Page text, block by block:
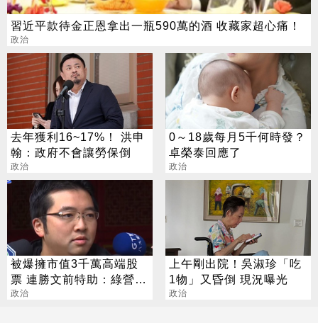
習近平款待金正恩拿出一瓶590萬的酒 收藏家超心痛！
政治
去年獲利16~17%！ 洪申
翰：政府不會讓勞保倒
政治
0～18歲每月5千何時發？
卓榮泰回應了
政治
被爆擁市值3千萬高端股
票 連勝文前特助：綠營別
亂潑髒水
政治
上午剛出院！吳淑珍「吃
1物」又昏倒 現況曝光
政治